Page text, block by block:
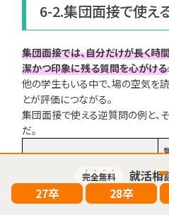
完全無料 就活相
27卒 28卒
6-2.集団面接で使え
集団面接では、自分だけが長く時
潔かつ印象に残る質問を心がける
他の学生もいる中で、場の空気を
とが評価につながる。
集団面接で使える逆質問の例と、
だ。
御社で活躍されている若手社